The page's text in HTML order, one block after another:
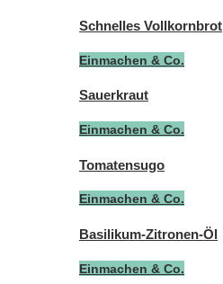
Schnelles Vollkornbrot
Einmachen & Co.
Sauerkraut
Einmachen & Co.
Tomatensugo
Einmachen & Co.
Basilikum-Zitronen-Öl
Einmachen & Co.